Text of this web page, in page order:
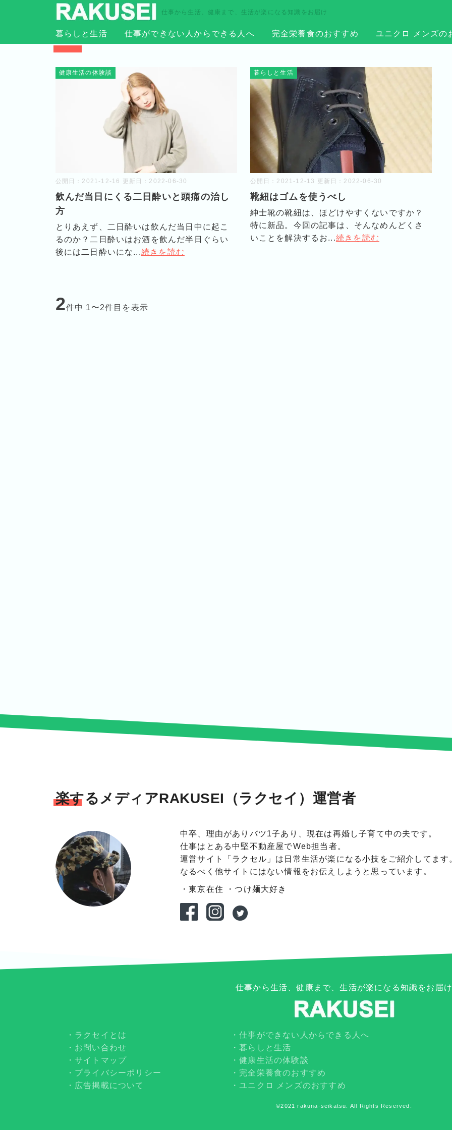
仕事から生活、健康まで、生活が楽になる知識をお届け
暮らしと生活 仕事ができない人からできる人へ 完全栄養食のおすすめ ユニクロ メンズの
TOP › 2021年 › 12月
健康生活の体験談
公開日： 2021-12-16 更新日： 2022-06-30
飲んだ当日にくる二日酔いと頭痛の治し
方
とりあえず、二日酔いは飲んだ当日中に起こ
るのか？二日酔いはお酒を飲んだ半日ぐらい
後には二日酔いにな...続きを読む
暮らしと生活
公開日： 2021-12-13 更新日： 2022-06-30
靴紐はゴムを使うべし
紳士靴の靴紐は、ほどけやすくないですか？
特に新品。今回の記事は、そんなめんどくさ
いことを解決するお...続きを読む
2件中 1〜2件目を表示
楽するメディアRAKUSEI（ラクセイ）運営者
中卒、理由がありバツ1子あり、現在は再婚し子育て中の夫です。
仕事はとある中堅不動産屋でWeb担当者。
運営サイト「ラクセル」は日常生活が楽になる小技をご紹介してます
なるべく他サイトにはない情報をお伝えしようと思っています。
・東京在住 ・つけ麺大好き
仕事から生活、健康まで、生活が楽になる知識をお届け
ラクセイとは
お問い合わせ
サイトマップ
プライバシーポリシー
広告掲載について
仕事ができない人からできる人へ
暮らしと生活
健康生活の体験談
完全栄養食のおすすめ
ユニクロ メンズのおすすめ
©2021 rakuna-seikatsu. All Rights Reserved.